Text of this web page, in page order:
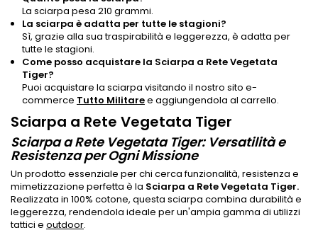
La sciarpa pesa 210 grammi.
La sciarpa è adatta per tutte le stagioni?
Sì, grazie alla sua traspirabilità e leggerezza, è adatta per
tutte le stagioni.
Come posso acquistare la Sciarpa a Rete Vegetata
Tiger?
Puoi acquistare la sciarpa visitando il nostro sito e-
commerce Tutto Militaree aggiungendola al carrello.
Sciarpa a Rete Vegetata Tiger
Sciarpa a Rete Vegetata Tiger: Versatilità e
Resistenza per Ogni Missione
Un prodotto essenziale per chi cerca funzionalità, resistenza e
mimetizzazione perfetta è la Sciarpa a Rete Vegetata Tiger.
Realizzata in 100% cotone, questa sciarpa combina durabilità e
leggerezza, rendendola ideale per un'ampia gamma di utilizzi
tattici e outdoor.